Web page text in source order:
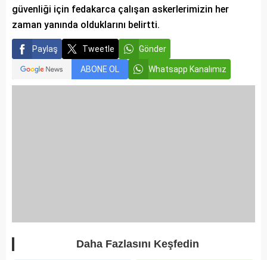
güvenliği için fedakarca çalışan askerlerimizin her
zaman yanında olduklarını belirtti.
Paylaş Tweetle Gönder
ABONE OL Whatsapp Kanalımız
Daha Fazlasını Keşfedin